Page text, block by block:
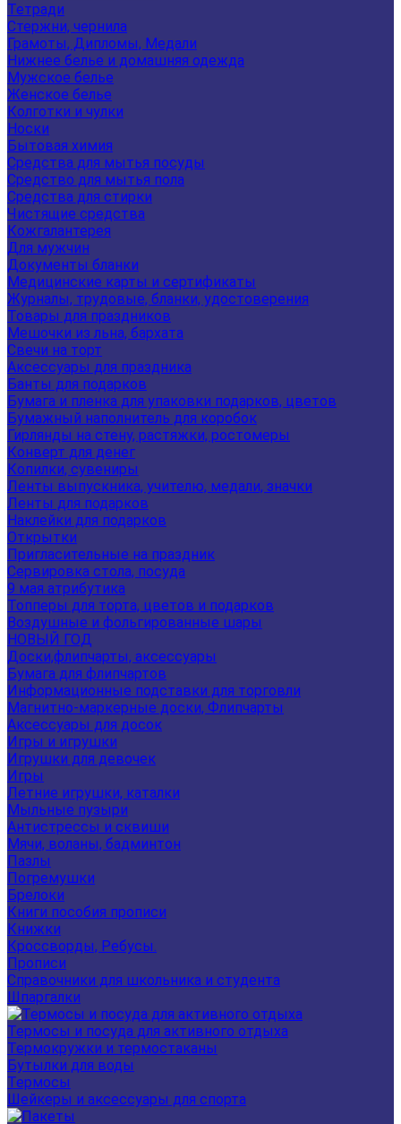
Тетради
Стержни, чернила
Грамоты, Дипломы, Медали
Нижнее белье и домашняя одежда
Мужское белье
Женское белье
Колготки и чулки
Носки
Бытовая химия
Средства для мытья посуды
Средство для мытья пола
Средства для стирки
Чистящие средства
Кожгалантерея
Для мужчин
Документы бланки
Медицинские карты и сертификаты
Журналы, трудовые, бланки, удостоверения
Товары для праздников
Мешочки из льна, бархата
Свечи на торт
Аксессуары для праздника
Банты для подарков
Бумага и пленка для упаковки подарков, цветов
Бумажный наполнитель для коробок
Гирлянды на стену, растяжки, ростомеры
Конверт для денег
Копилки, сувениры
Ленты выпускника, учителю, медали, значки
Ленты для подарков
Наклейки для подарков
Открытки
Пригласительные на праздник
Сервировка стола, посуда
9 мая атрибутика
Топперы для торта, цветов и подарков
Воздушные и фольгированные шары
НОВЫЙ ГОД
Доски,флипчарты, аксессуары
Бумага для флипчартов
Информационные подставки для торговли
Магнитно-маркерные доски, Флипчарты
Аксессуары для досок
Игры и игрушки
Игрушки для девочек
Игры
Летние игрушки, каталки
Мыльные пузыри
Антистрессы и сквиши
Мячи, воланы, бадминтон
Пазлы
Погремушки
Брелоки
Книги пособия прописи
Книжки
Кроссворды, Ребусы.
Прописи
Справочники для школьника и студента
Шпаргалки
Термосы и посуда для активного отдыха
Термокружки и термостаканы
Бутылки для воды
Термосы
Шейкеры и аксессуары для спорта